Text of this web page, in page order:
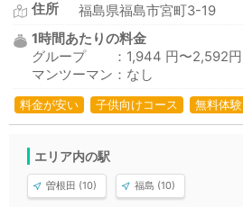
住所
福島県福島市宮町3-19
1時間あたりの料金
グループ ：1,944 円〜2,592円
マンツーマン：なし
料金が安い 子供向けコース 無料体験
エリア内の駅
曽根田 (10) 福島 (10)